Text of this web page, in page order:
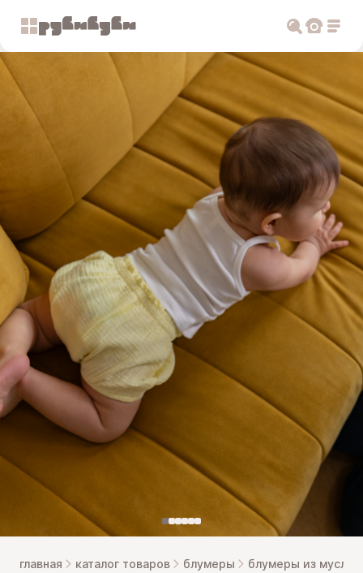
главная каталог товаров блумеры блумеры из